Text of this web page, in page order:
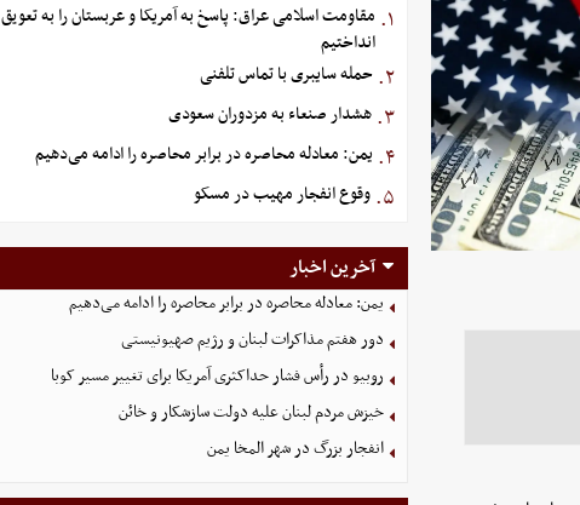
۱. مقاومت اسلامی عراق: پاسخ به آمریکا و عربستان را به تعویق
انداختیم
۲. حمله سایبری با تماس تلفنی
۳. هشدار صنعاء به مزدوران سعودی
۴. یمن: معادله محاصره در برابر محاصره را ادامه می‌دهیم
۵. وقوع انفجار مهیب در مسکو
آخرین اخبار
یمن: معادله محاصره در برابر محاصره را ادامه می‌دهیم
دور هفتم مذاکرات لبنان و رژیم صهیونیستی
روبیو در رأس فشار حداکثری آمریکا برای تغییر مسیر کوبا
خیزش مردم لبنان علیه دولت سازشکار و خائن
انفجار بزرگ در شهر المخا یمن